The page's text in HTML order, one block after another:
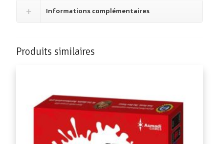
Informations complémentaires
Produits similaires